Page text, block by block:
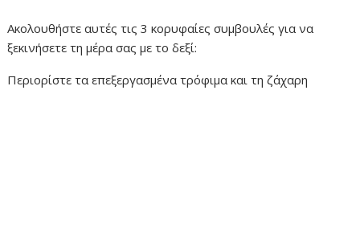
Ακολουθήστε αυτές τις 3 κορυφαίες συμβουλές για να
ξεκινήσετε τη μέρα σας με το δεξί:
Περιορίστε τα επεξεργασμένα τρόφιμα και τη ζάχαρη